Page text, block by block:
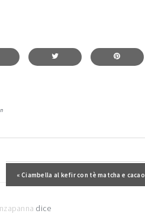
Post precedente:
« Ciambella al kefir con tè matcha e cacao
dice